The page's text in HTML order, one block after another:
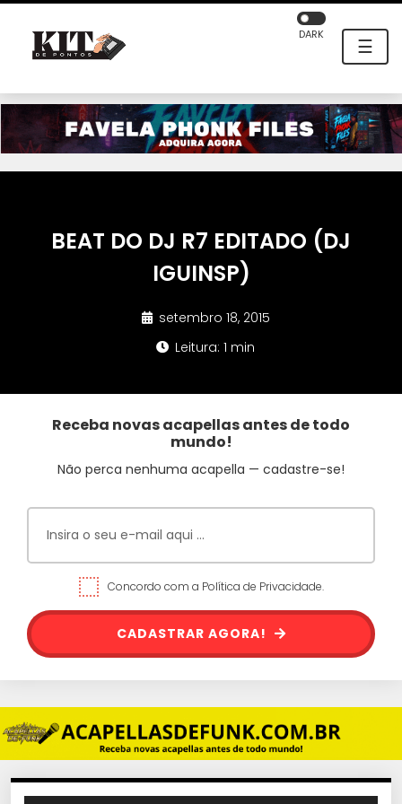
☰
DARK
BEAT DO DJ R7 EDITADO (DJ
IGUINSP)
setembro 18, 2015
Leitura: 1 min
Receba novas acapellas antes de todo
mundo!
Não perca nenhuma acapella — cadastre-se!
Concordo com a Política de Privacidade.
CADASTRAR AGORA!